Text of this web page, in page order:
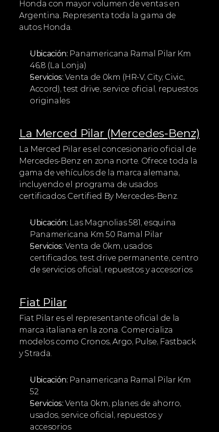
Honda con mayor volumen de ventas en
Argentina. Representa toda la gama de
autos Honda.
Ubicación: Panamericana Ramal Pilar Km
46,8 (La Lonja)
Servicios: Venta de 0km (HR-V, City, Civic,
Accord), test drive, service oficial, repuestos
originales
La Merced Pilar (Mercedes-Benz)
La Merced Pilar es el concesionario oficial de
Mercedes-Benz en zona norte. Ofrece toda la
gama de vehículos de la marca alemana,
incluyendo el programa de usados
certificados Certified By Mercedes-Benz.
Ubicación: Las Magnolias 581, esquina
Panamericana Km 50 Ramal Pilar
Servicios: Venta de 0km, usados
certificados, test drive permanente, centro
de servicios oficial, repuestos y accesorios
Fiat Pilar
Fiat Pilar es el representante oficial de la
marca italiana en la zona. Comercializa
modelos como Cronos, Argo, Pulse, Fastback
y Strada.
Ubicación: Panamericana Ramal Pilar Km
52
Servicios: Venta 0km, planes de ahorro,
usados, service oficial, repuestos y
accesorios